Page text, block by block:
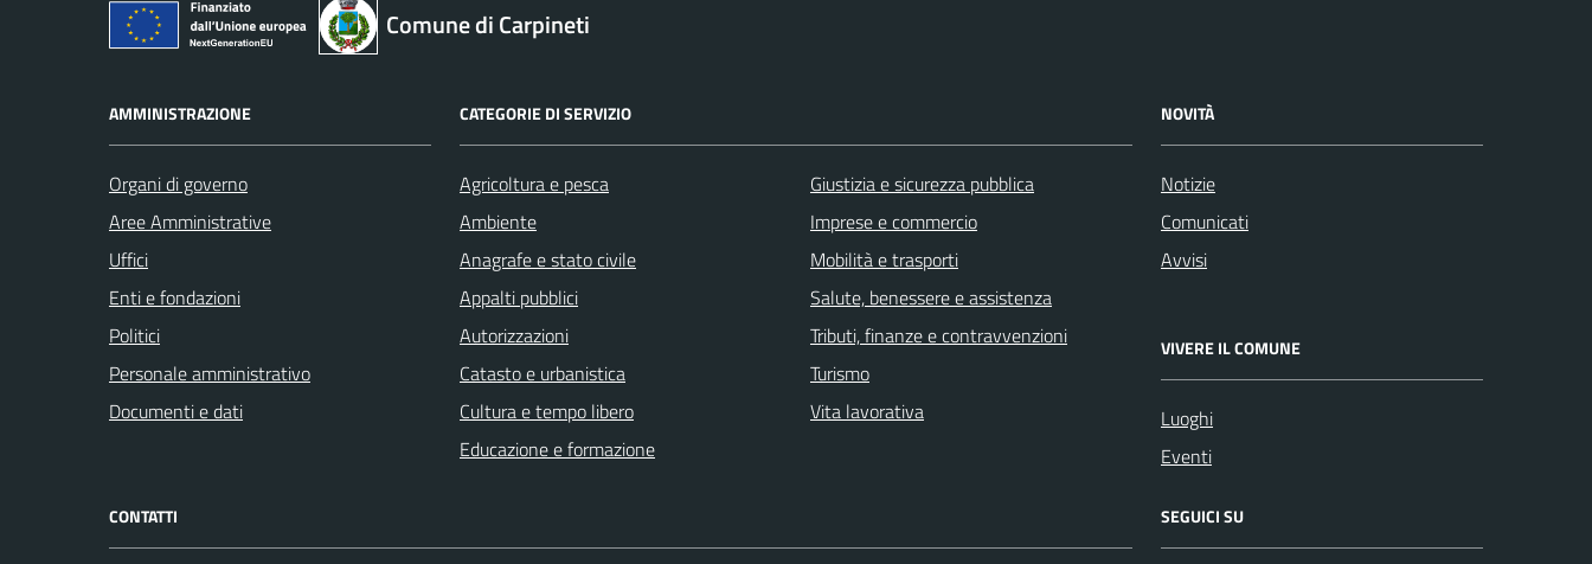
Comune di Carpineti
AMMINISTRAZIONE
Organi di governo
Aree Amministrative
Uffici
Enti e fondazioni
Politici
Personale amministrativo
Documenti e dati
CATEGORIE DI SERVIZIO
Agricoltura e pesca
Ambiente
Anagrafe e stato civile
Appalti pubblici
Autorizzazioni
Catasto e urbanistica
Cultura e tempo libero
Educazione e formazione
Giustizia e sicurezza pubblica
Imprese e commercio
Mobilità e trasporti
Salute, benessere e assistenza
Tributi, finanze e contravvenzioni
Turismo
Vita lavorativa
NOVITÀ
Notizie
Comunicati
Avvisi
VIVERE IL COMUNE
Luoghi
Eventi
CONTATTI SEGUICI SU